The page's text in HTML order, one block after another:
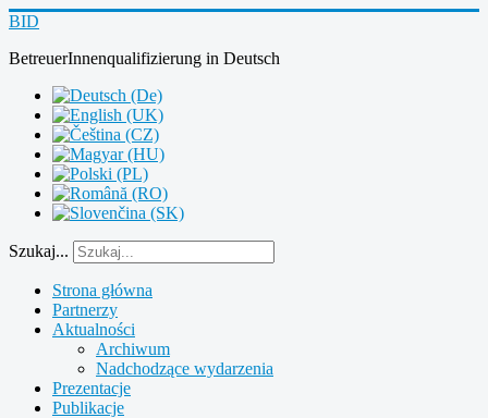
BID
BetreuerInnenqualifizierung in Deutsch
Szukaj...
Strona główna
Partnerzy
Aktualności
Archiwum
Nadchodzące wydarzenia
Prezentacje
Publikacje